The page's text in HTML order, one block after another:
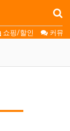
쇼핑/할인 커뮤